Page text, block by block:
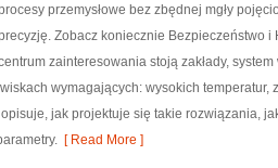
przemysłowe bez zbędnej mgły
Zobacz koniecznie Bezpieczeństwo
zainteresowania stoją zakłady,
wymagających: wysokich
jak projektuje się takie rozwiązania,
[ Read More ]